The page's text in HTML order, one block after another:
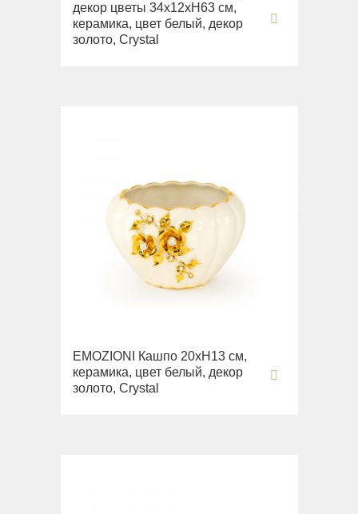
декор цветы 34х12xН63 см,
керамика, цвет белый, декор
золото, Crystal
EMOZIONI Кашпо 20хН13 см,
керамика, цвет белый, декор
золото, Crystal